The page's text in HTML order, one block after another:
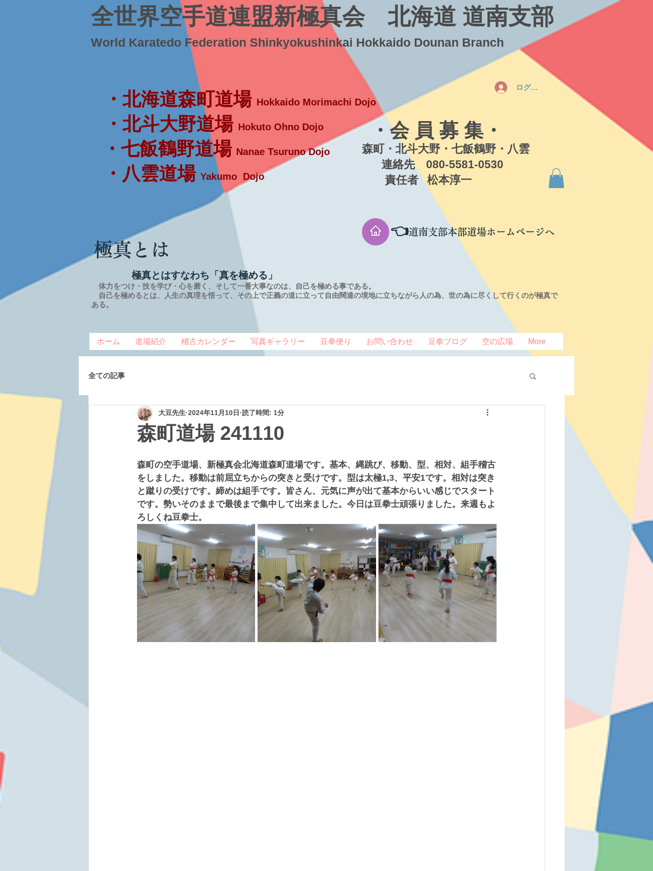
全世界空手道連盟新極真会 北海道 道南支部
World Karatedo Federation Shinkyokushinkai Hokkaido Dounan Branch
ログイン
・会 員 募 集・
森町・北斗大野・七飯鶴野・八雲
連絡先 080-5581-0530
責任者 松本淳一
・北海道森町道場 Hokkaido Morimachi Dojo
・北斗大野道場 Hokuto Ohno Dojo
・七飯鶴野道場 Nanae Tsuruno Dojo
・八雲道場 Yakumo Dojo
極真とは
👈道南支部本部道場ホームページへ
極真とはすなわち「真を極める」
体力をつけ・技を学び・心を磨く、そして一番大事なのは、自己を極める事である。
自己を極めるとは、
人生の真理を悟って、その上で正義の道に立って自由闊達の境地に立ちながら人の為、世の為に尽くして行くのが極真で
ある。
ホーム 道場紹介 稽古カレンダー 写真ギャラリー 豆拳便り お問い合わせ 豆拳ブログ 空の広場 More
全ての記事
森町道場 241110
大豆先生 2024年11月10日 読了時間: 1分
森町の空手道場、新極真会北海道森町道場です。基本、縄跳び、移動、型、相対、組手稽古
をしました。移動は前屈立ちからの突きと受けです。型は太極1,3、平安1です。相対は突き
と蹴りの受けです。締めは組手です。皆さん、元気に声が出て基本からいい感じでスタート
です。勢いそのままで最後まで集中して出来ました。今日は豆拳士頑張りました。来週もよ
ろしくね豆拳士。